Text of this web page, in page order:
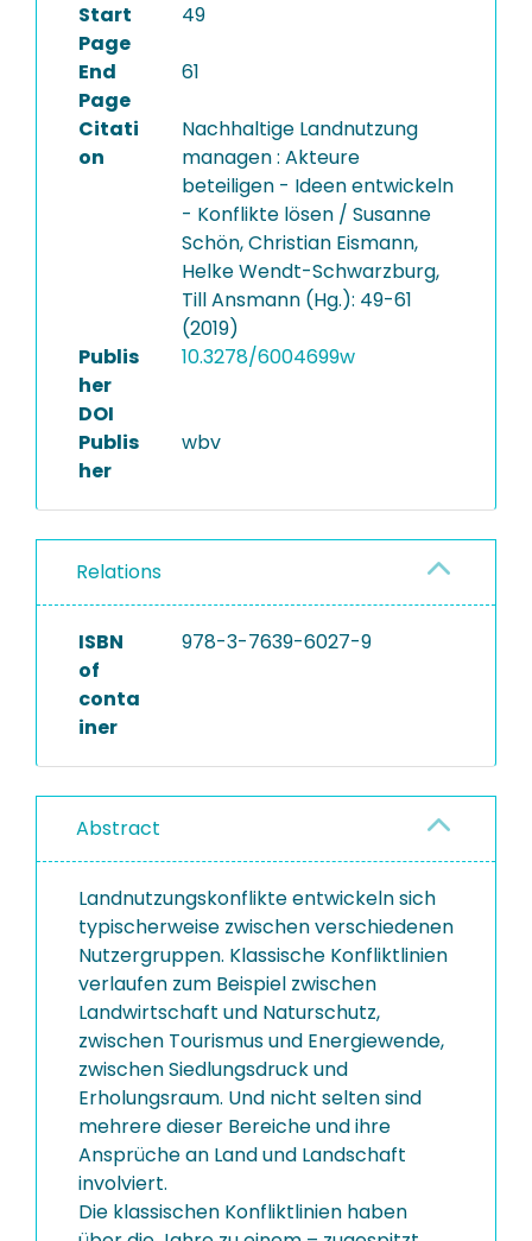
Start
Page
49
End
Page
61
Citati
on
Nachhaltige Landnutzung
managen : Akteure
beteiligen - Ideen entwickeln
- Konflikte lösen / Susanne
Schön, Christian Eismann,
Helke Wendt-Schwarzburg,
Till Ansmann (Hg.): 49-61
(2019)
Publis
her
DOI
10.3278/6004699w
Publis
her
wbv
Relations
ISBN
of
conta
iner
978-3-7639-6027-9
Abstract
Landnutzungskonflikte entwickeln sich
typischerweise zwischen verschiedenen
Nutzergruppen. Klassische Konfliktlinien
verlaufen zum Beispiel zwischen
Landwirtschaft und Naturschutz,
zwischen Tourismus und Energiewende,
zwischen Siedlungsdruck und
Erholungsraum. Und nicht selten sind
mehrere dieser Bereiche und ihre
Ansprüche an Land und Landschaft
involviert.
Die klassischen Konfliktlinien haben